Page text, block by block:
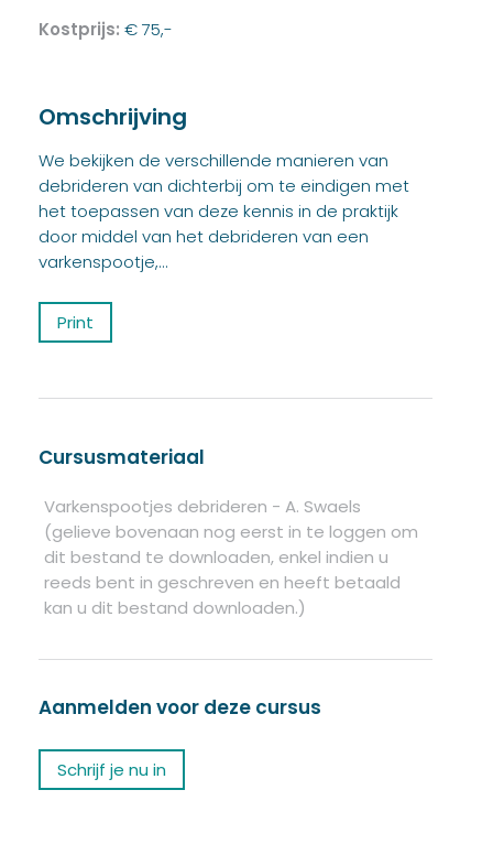
Kostprijs: € 75,-
Omschrijving
We bekijken de verschillende manieren van
debrideren van dichterbij om te eindigen met
het toepassen van deze kennis in de praktijk
door middel van het debrideren van een
varkenspootje,...
Print
Cursusmateriaal
Varkenspootjes debrideren - A. Swaels
(gelieve bovenaan nog eerst in te loggen om
dit bestand te downloaden, enkel indien u
reeds bent in geschreven en heeft betaald
kan u dit bestand downloaden.)
Aanmelden voor deze cursus
Schrijf je nu in